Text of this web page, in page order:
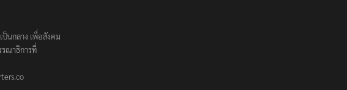
ป็นกลาง เพื่อสังคม
ณาธิการที่